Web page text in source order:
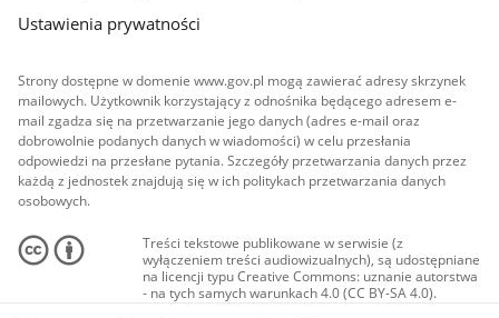
Ustawienia prywatności
Strony dostępne w domenie www.gov.pl mogą zawierać adresy skrzynek
mailowych. Użytkownik korzystający z odnośnika będącego adresem e-
mail zgadza się na przetwarzanie jego danych (adres e-mail oraz
dobrowolnie podanych danych w wiadomości) w celu przesłania
odpowiedzi na przesłane pytania. Szczegóły przetwarzania danych przez
każdą z jednostek znajdują się w ich politykach przetwarzania danych
osobowych.
Treści tekstowe publikowane w serwisie (z
wyłączeniem treści audiowizualnych), są udostępniane
na licencji typu Creative Commons: uznanie autorstwa
- na tych samych warunkach 4.0 (CC BY-SA 4.0).
Materiały audiowizualne, w tym zdjęcia, materiały